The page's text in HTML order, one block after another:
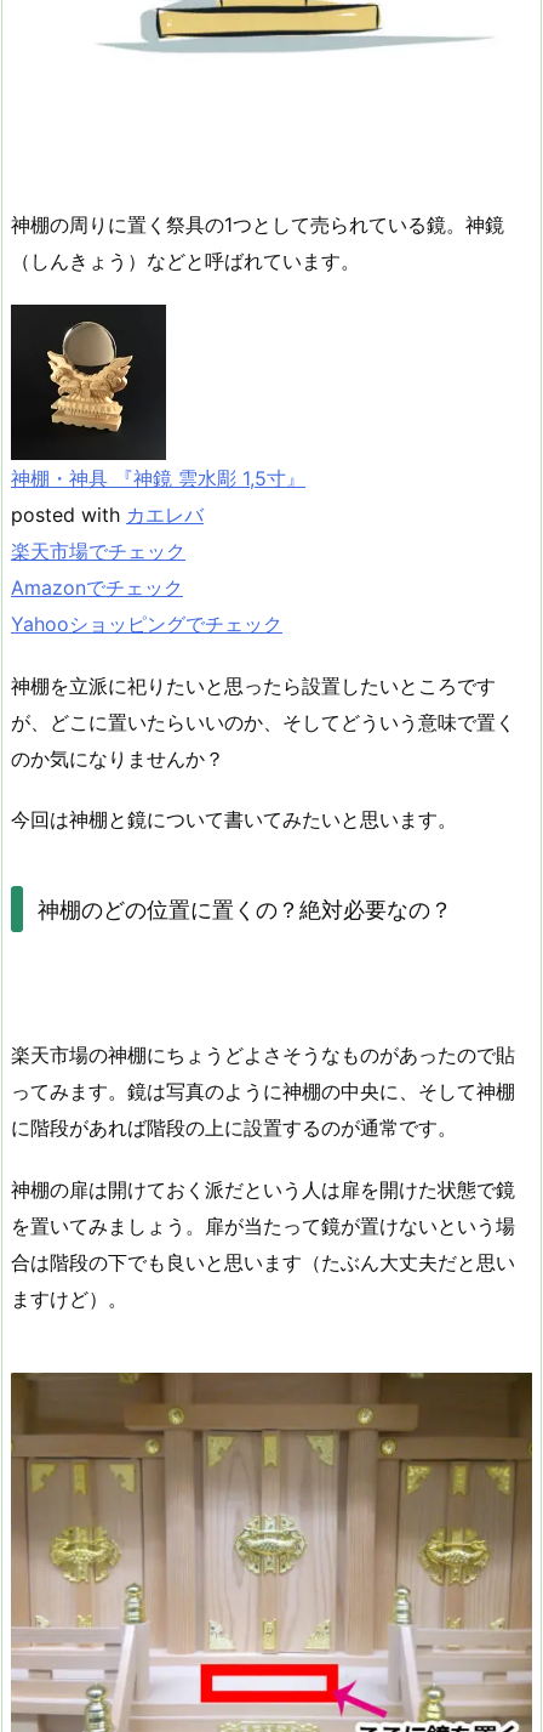
神棚の周りに置く祭具の1つとして売られている鏡。神鏡
（しんきょう）などと呼ばれています。
神棚・神具 『神鏡 雲水彫 1,5寸』
posted with カエレバ
楽天市場でチェック
Amazonでチェック
Yahooショッピングでチェック
神棚を立派に祀りたいと思ったら設置したいところです
が、どこに置いたらいいのか、そしてどういう意味で置く
のか気になりませんか？
今回は神棚と鏡について書いてみたいと思います。
神棚のどの位置に置くの？絶対必要なの？
楽天市場の神棚にちょうどよさそうなものがあったので貼
ってみます。鏡は写真のように神棚の中央に、そして神棚
に階段があれば階段の上に設置するのが通常です。
神棚の扉は開けておく派だという人は扉を開けた状態で鏡
を置いてみましょう。扉が当たって鏡が置けないという場
合は階段の下でも良いと思います（たぶん大丈夫だと思い
ますけど）。